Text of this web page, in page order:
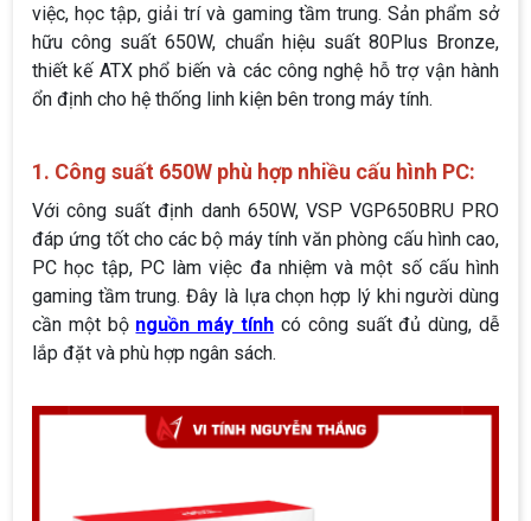
việc, học tập, giải trí và gaming tầm trung. Sản phẩm sở
hữu công suất 650W, chuẩn hiệu suất 80Plus Bronze,
thiết kế ATX phổ biến và các công nghệ hỗ trợ vận hành
ổn định cho hệ thống linh kiện bên trong máy tính.
1. Công suất 650W phù hợp nhiều cấu hình PC:
Với công suất định danh 650W, VSP VGP650BRU PRO
đáp ứng tốt cho các bộ máy tính văn phòng cấu hình cao,
PC học tập, PC làm việc đa nhiệm và một số cấu hình
gaming tầm trung. Đây là lựa chọn hợp lý khi người dùng
cần một bộ nguồn máy tính có công suất đủ dùng, dễ
lắp đặt và phù hợp ngân sách.